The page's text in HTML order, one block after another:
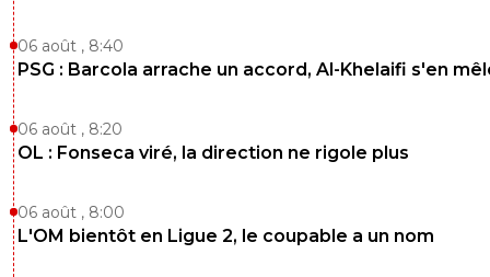
06 août , 8:40
PSG : Barcola arrache un accord, Al-Khelaifi s'en
06 août , 8:20
OL : Fonseca viré, la direction ne rigole plus
06 août , 8:00
L'OM bientôt en Ligue 2, le coupable a un nom